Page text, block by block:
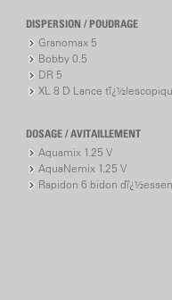
DISPERSION / POUDRAGE
Granomax 5
Bobby 0.5
DR 5
XL 8 D Lance
DOSAGE / AVITAILLEMENT
Aquamix 1.25 V
AquaNemix 1.25 V
Rapidon 6 bidon